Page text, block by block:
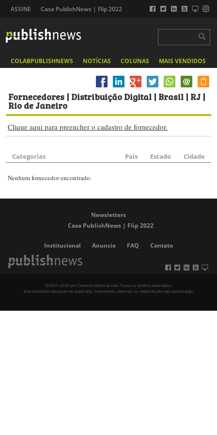
ASSINE Casa PublishNews | Flip 2022
COLABPUBLISHNEWS NOTÍCIAS COLUNAS MAIS VENDIDOS
Fornecedores | Distribuição Digital | Brasil | RJ |
Rio de Janeiro
Clique aqui para preencher o cadastro de fornecedor.
Categorias País Estado Cidade
Nenhum fornecedor encontrado.
Newsletters
Casa PublishNews | Flip 2022
Institucional Anuncie FAQ Contato
©2001-2026 por Carrenho Editorial Ltda. Todos os direitos reservados.
Este conteúdo não pode ser publicado, transmitido, reescrito ou redistribuído sem autorização.